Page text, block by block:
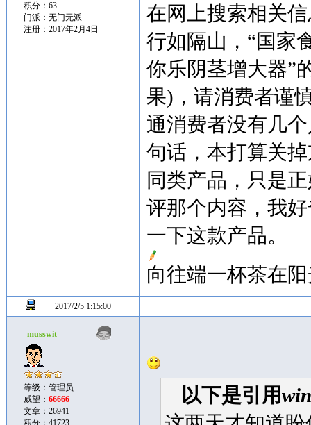
积分：63
门派：无门无派
注册：2017年2月4日
在网上搜索相关
行如隔山，“国家
你乐阴茎增大器”
果)，请消费者谨
通消费者没有几
句话，本打算关
同类产品，只是
评那个内容，我
一下这款产品。
向往端一杯茶在
2017/2/5 1:15:00
musswit
等级：管理员
威望： 66666
文章：26941
以下是引用